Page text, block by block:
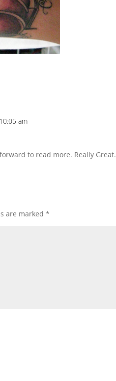
am
to read more. Really Great.
are marked*